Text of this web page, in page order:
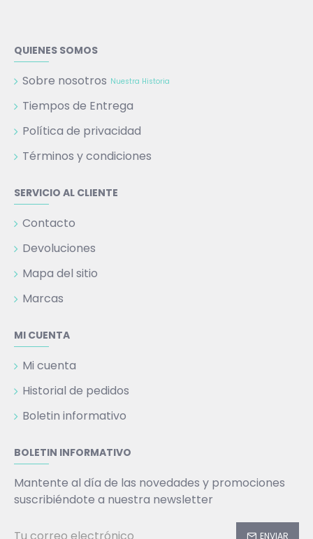
QUIENES SOMOS
Sobre nosotros Nuestra Historia
Tiempos de Entrega
Política de privacidad
Términos y condiciones
SERVICIO AL CLIENTE
Contacto
Devoluciones
Mapa del sitio
Marcas
MI CUENTA
Mi cuenta
Historial de pedidos
Boletin informativo
BOLETIN INFORMATIVO
Mantente al día de las novedades y promociones
suscribiéndote a nuestra newsletter
ENVIAR